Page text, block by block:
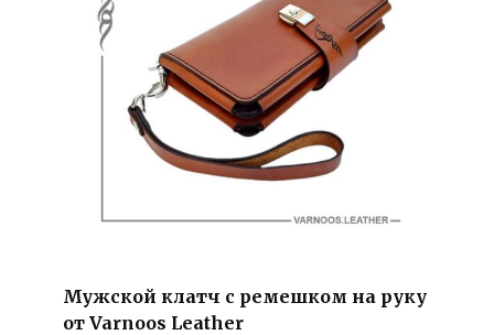
Мужской клатч с ремешком на руку
от Varnoos Leather